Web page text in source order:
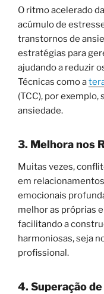
O ritmo acelerado
acúmulo de
transtornos de
estratégias para
ajudando a reduzir
Técnicas como a
(TCC), por
ansiedade.
3. Melhora nos
Muitas vezes,
em
emocionais
melhor as próprias
facilitando a
harmoniosas, seja
profissional.
4. Superação